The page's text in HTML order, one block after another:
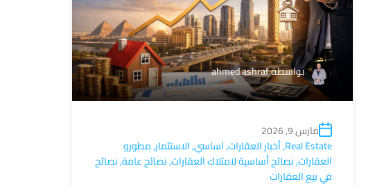
بواسطةahmed ashraf
مارس 9, 2026
Real Estate
,أخبار العقارات,اساسي,الاستثمار,مطورو
العقارات,نصائح أساسية لامتلاك العقارات,نصائح عامة,نصائح
في بيع العقارات